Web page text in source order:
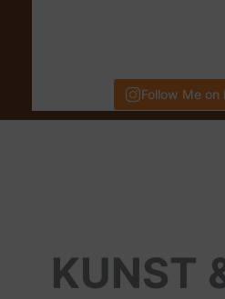
Follow Me on
KUNST